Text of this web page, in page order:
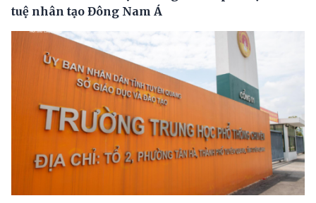
tuệ nhân tạo Đông Nam Á